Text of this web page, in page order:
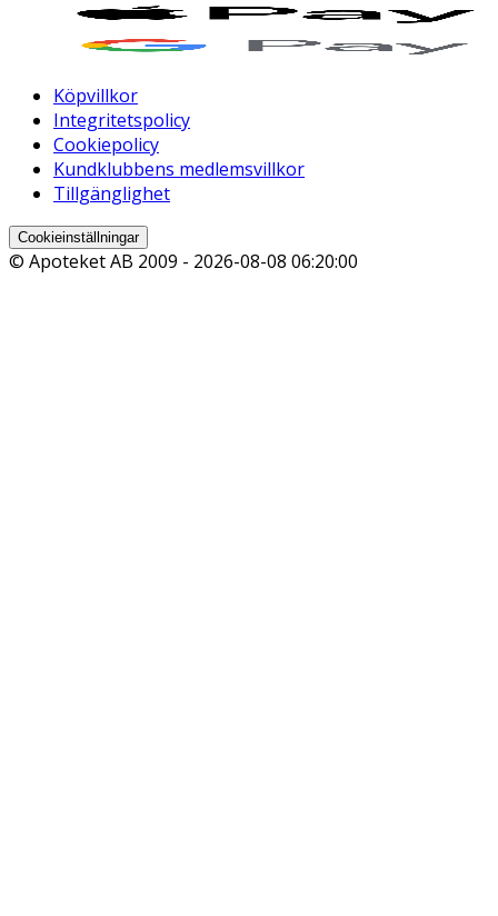
Köpvillkor
Integritetspolicy
Cookiepolicy
Kundklubbens medlemsvillkor
Tillgänglighet
Cookieinställningar
© Apoteket AB 2009 - 2026-08-08 06:20:00